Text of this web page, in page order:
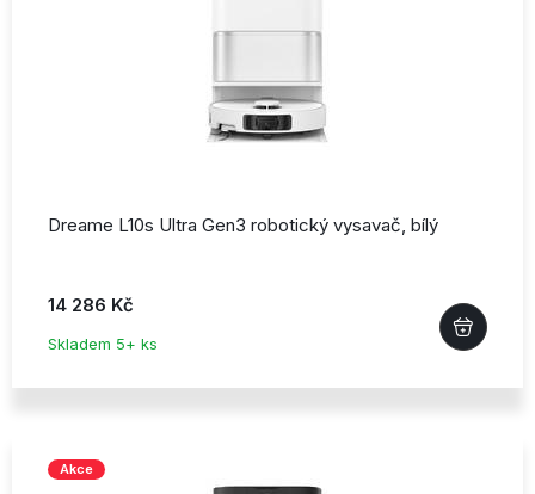
Dreame L10s Ultra Gen3 robotický vysavač, bílý
14 286 Kč
Skladem 5+ ks
Akce